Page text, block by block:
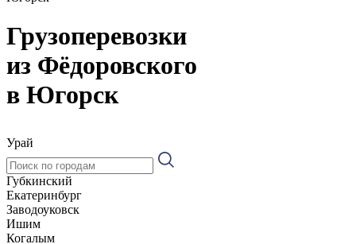
Грузоперевозки
из Фёдоровского
в Югорск
Урай
Губкинский
Екатеринбург
Заводоуковск
Ишим
Когалым